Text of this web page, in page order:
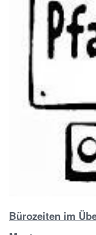
Bürozeiten im